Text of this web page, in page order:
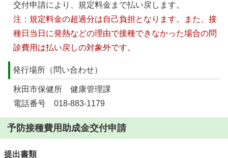
交付申請により、規定料金まで払い戻します。
注：規定料金の超過分は自己負担となります。また、接
種日当日に発熱などの理由で接種できなかった場合の問
診費用は払い戻しの対象外です。
発行場所（問い合わせ）
秋田市保健所 健康管理課
電話番号 018-883-1179
予防接種費用助成金交付申請
提出書類